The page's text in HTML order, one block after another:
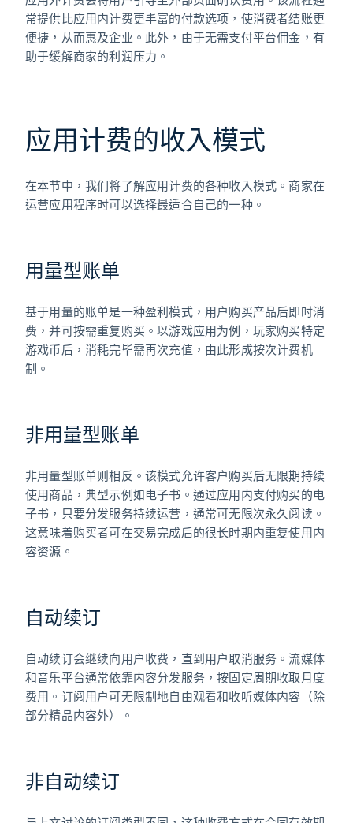
常提供比应用内计费更丰富的付款选项，使消费者结账更
便捷，从而惠及企业。此外，由于无需支付平台佣金，有
助于缓解商家的利润压力。
应用计费的收入模式
在本节中，我们将了解应用计费的各种收入模式。商家在
运营应用程序时可以选择最适合自己的一种。
用量型账单
基于用量的账单是一种盈利模式，用户购买产品后即时消
费，并可按需重复购买。以游戏应用为例，玩家购买特定
游戏币后，消耗完毕需再次充值，由此形成按次计费机
制。
非用量型账单
非用量型账单则相反。该模式允许客户购买后无限期持续
使用商品，典型示例如电子书。通过应用内支付购买的电
子书，只要分发服务持续运营，通常可无限次永久阅读。
这意味着购买者可在交易完成后的很长时期内重复使用内
容资源。
自动续订
自动续订会继续向用户收费，直到用户取消服务。流媒体
和音乐平台通常依靠内容分发服务，按固定周期收取月度
费用。订阅用户可无限制地自由观看和收听媒体内容（除
部分精品内容外）。
非自动续订